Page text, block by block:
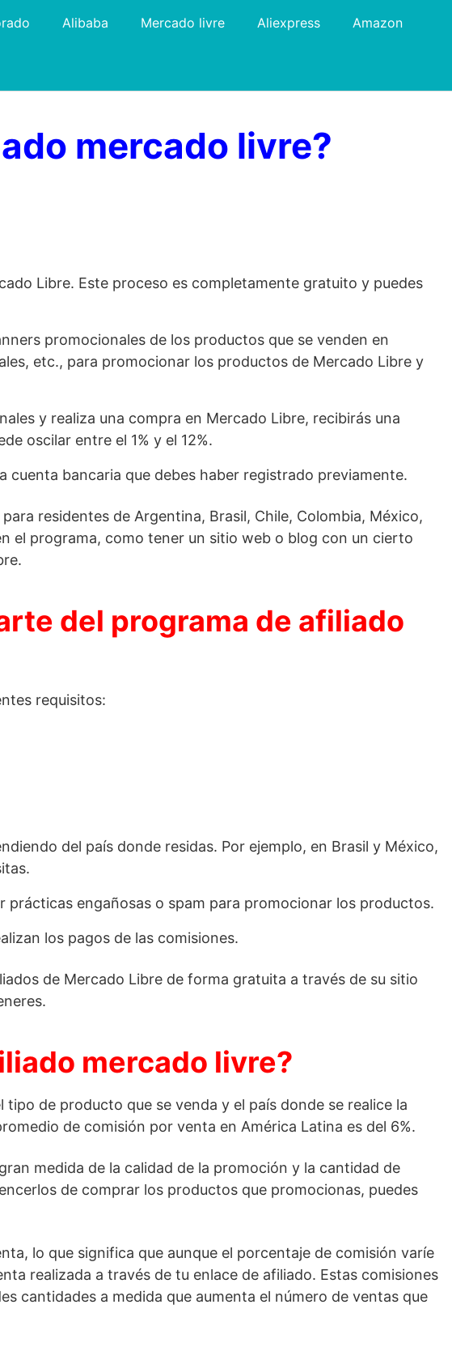
Alibaba Mercado livre Aliexpress Amazon
mercado livre?
Libre. Este proceso es completamente gratuito y puedes
promocionales de los productos que se venden en
etc., para promocionar los productos de Mercado Libre y
y realiza una compra en Mercado Libre, recibirás una
oscilar entre el 1% y el 12%.
cuenta bancaria que debes haber registrado previamente.
residentes de Argentina, Brasil, Chile, Colombia, México,
el programa, como tener un sitio web o blog con un cierto
del programa de afiliado
requisitos:
del país donde residas. Por ejemplo, en Brasil y México,
engañosas o spam para promocionar los productos.
los pagos de las comisiones.
de Mercado Libre de forma gratuita a través de su sitio
mercado livre?
de producto que se venda y el país donde se realice la
de comisión por venta en América Latina es del 6%.
medida de la calidad de la promoción y la cantidad de
de comprar los productos que promocionas, puedes
lo que significa que aunque el porcentaje de comisión varíe
realizada a través de tu enlace de afiliado. Estas comisiones
cantidades a medida que aumenta el número de ventas que